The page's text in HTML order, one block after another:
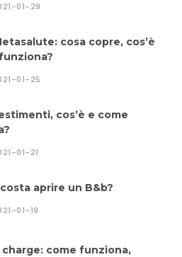
01-29
cosa copre, cos’è
01-25
cos’è e come
01-21
aprire un B&b?
01-19
charge: come funziona,